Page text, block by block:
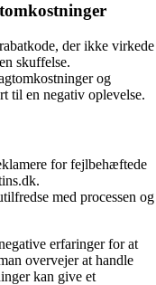
der ikke virkede
skuffelse.
og
til en negativ oplevelse.
for fejlbehæftede
med processen og
erfaringer for at
overvejer at handle
kan give et